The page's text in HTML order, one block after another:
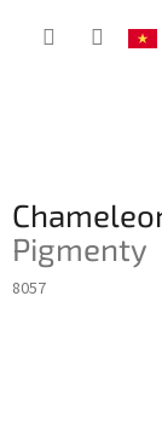
Pigmenty
8057